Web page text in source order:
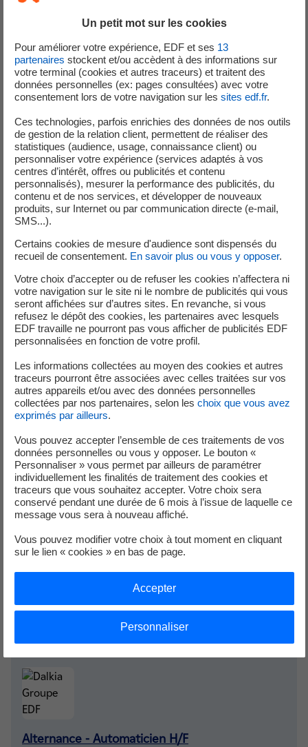
Exploitation Conduite et de ses collaborateurs, tous trois
de niveau Ingénieur, pour :
Appui technique et administratif au niveau des
équipes de Conduite multi compétences,
Pilotage d'activités hors process,
Remontée d'indicateurs de performances,
et ce, , dans le respect des règles et réglementations en
vigueur au sein de l’Entreprise.
Profil souhaité
Titulaire d’un Bac
Des compétences dans les domaines :
Automatismes/ Instrumentation/ Courants Forts et
Electromécanique
Dynamique, rigoureux, investi, force de proposition
Bonne connaissance des outils de bureautique
(Word, Excel et Powerpoint)
Lecture de schémas et de plans
Merci de joindre à votre candidature : votre CV et une
lettre de motivation accompagnée des bulletins de
vos deux dernières années scolaires.
Dans le groupe EDF accueillir des personnes en situation
de handicap fait partie de notre ADN. Notre objectif est
d’ouvrir nos portes à toutes les compétences, toutes les
énergies et toutes les personnalités sans exclusion. Le
poste proposé est donc ouvert à toutes et à tous
Ces offres pourraient vous intéresser :
Alternance - Automaticien H/F
Un petit mot sur les cookies
Pour améliorer votre expérience, EDF et ses 13
partenaires stockent et/ou accèdent à des informations sur
votre terminal (cookies et autres traceurs) et traitent des
données personnelles (ex: pages consultées) avec votre
consentement lors de votre navigation sur les sites edf.fr.
Ces technologies, parfois enrichies des données de nos outils
de gestion de la relation client, permettent de réaliser des
statistiques (audience, usage, connaissance client) ou
personnaliser votre expérience (services adaptés à vos
centres d’intérêt, offres ou publicités et contenu
personnalisés), mesurer la performance des publicités, du
contenu et de nos services, et développer de nouveaux
produits, sur Internet ou par communication directe (e-mail,
SMS...).
Certains cookies de mesure d'audience sont dispensés du
recueil de consentement. En savoir plus ou vous y opposer.
Votre choix d’accepter ou de refuser les cookies n’affectera ni
votre navigation sur le site ni le nombre de publicités qui vous
seront affichées sur d’autres sites. En revanche, si vous
refusez le dépôt des cookies, les partenaires avec lesquels
EDF travaille ne pourront pas vous afficher de publicités EDF
personnalisées en fonction de votre profil.
Les informations collectées au moyen des cookies et autres
traceurs pourront être associées avec celles traitées sur vos
autres appareils et/ou avec des données personnelles
collectées par nos partenaires, selon les choix que vous avez
exprimés par ailleurs.
Vous pouvez accepter l’ensemble de ces traitements de vos
données personnelles ou vous y opposer. Le bouton «
Personnaliser » vous permet par ailleurs de paramétrer
individuellement les finalités de traitement des cookies et
traceurs que vous souhaitez accepter. Votre choix sera
conservé pendant une durée de 6 mois à l’issue de laquelle ce
message vous sera à nouveau affiché.
Vous pouvez modifier votre choix à tout moment en cliquant
sur le lien « cookies » en bas de page.
Personnaliser
Accepter